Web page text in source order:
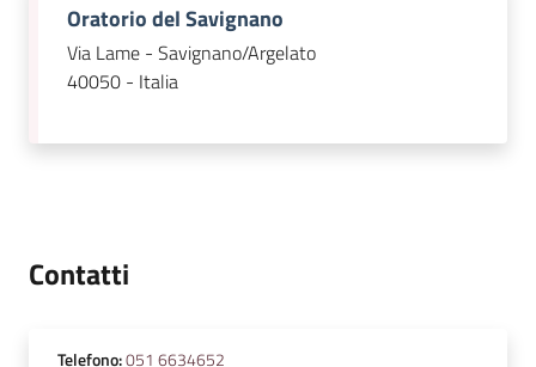
Oratorio del Savignano
Via Lame - Savignano/Argelato
40050 - Italia
Contatti
Telefono:051 6634652